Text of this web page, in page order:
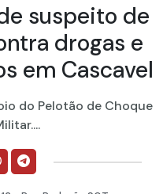
suspeito de
drogas e
em Cascavel
do Pelotão de Choque